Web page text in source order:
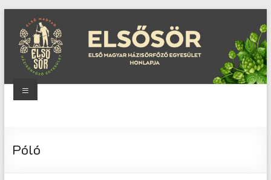
content
Magyar
Menu
Póló